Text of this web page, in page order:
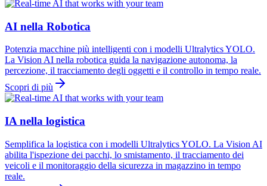
AI nella Robotica
Potenzia macchine più intelligenti con i modelli Ultralytics YOLO.
La Vision AI nella robotica guida la navigazione autonoma, la
percezione, il tracciamento degli oggetti e il controllo in tempo reale.
Scopri di più
IA nella logistica
Semplifica la logistica con i modelli Ultralytics YOLO. La Vision AI
abilita l'ispezione dei pacchi, lo smistamento, il tracciamento dei
veicoli e il monitoraggio della sicurezza in magazzino in tempo
reale.